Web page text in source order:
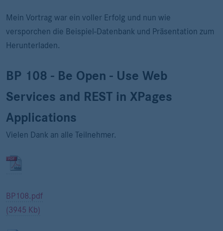
Mein Vortrag war ein voller Erfolg und nun wie
versporchen die Beispiel-Datenbank und Präsentation zum
Herunterladen.
BP 108 - Be Open - Use Web
Services and REST in XPages
Applications
Vielen Dank an alle Teilnehmer.
BP108.pdf
(3945 Kb)